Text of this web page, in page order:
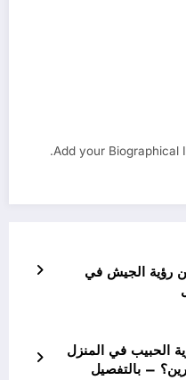
Add your Biographical
رؤية الجيش في
الحبيب في المنزل
– بالتفصيل